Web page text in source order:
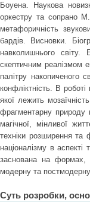
Боуена. Наукова
оркестру та сопрано М.
метафоричність
бардів. Висновки.
навколишнього
скептичним реалізмом
палітру накопиченого
конфліктність. В
якої лежить
фрагментарну природу
магічної, мінливої
техніки розширення та
націоналізму в
заснована на формах,
модерну та постмодерну
Суть розробки,